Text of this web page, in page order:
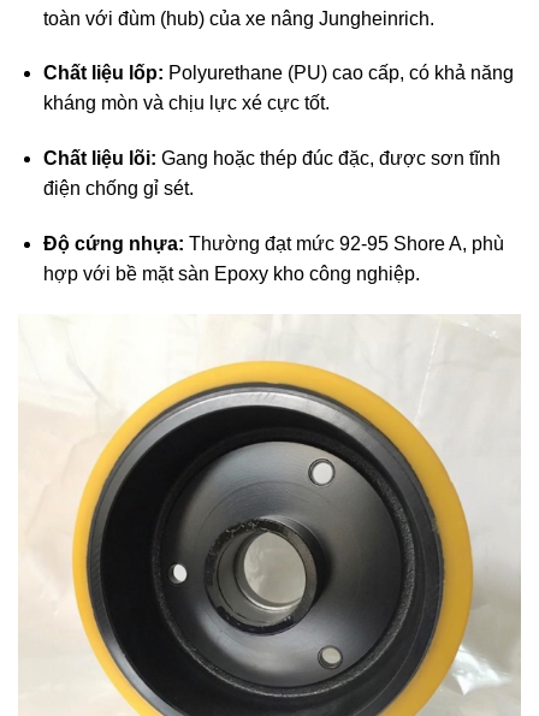
toàn với đùm (hub) của xe nâng Jungheinrich.
Chất liệu lốp: Polyurethane (PU) cao cấp, có khả năng
kháng mòn và chịu lực xé cực tốt.
Chất liệu lõi: Gang hoặc thép đúc đặc, được sơn tĩnh
điện chống gỉ sét.
Độ cứng nhựa: Thường đạt mức 92-95 Shore A, phù
hợp với bề mặt sàn Epoxy kho công nghiệp.